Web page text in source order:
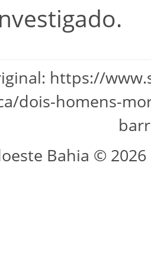
https://
dois-homens-
Bahia ©